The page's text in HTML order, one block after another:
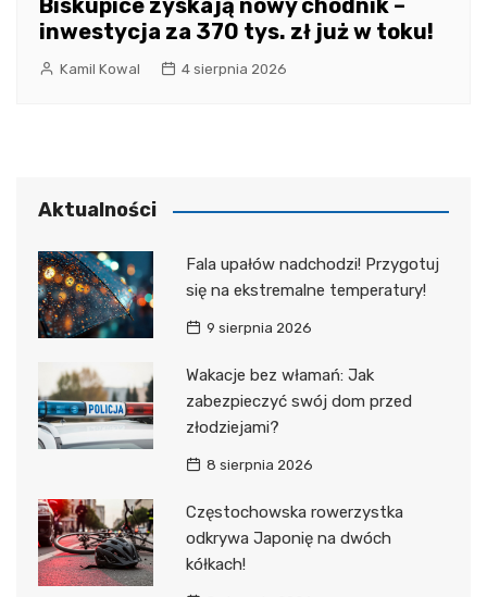
Biskupice zyskają nowy chodnik –
inwestycja za 370 tys. zł już w toku!
Kamil Kowal 4 sierpnia 2026
Aktualności
Fala upałów nadchodzi! Przygotuj
się na ekstremalne temperatury!
9 sierpnia 2026
Wakacje bez włamań: Jak
zabezpieczyć swój dom przed
złodziejami?
8 sierpnia 2026
Częstochowska rowerzystka
odkrywa Japonię na dwóch
kółkach!